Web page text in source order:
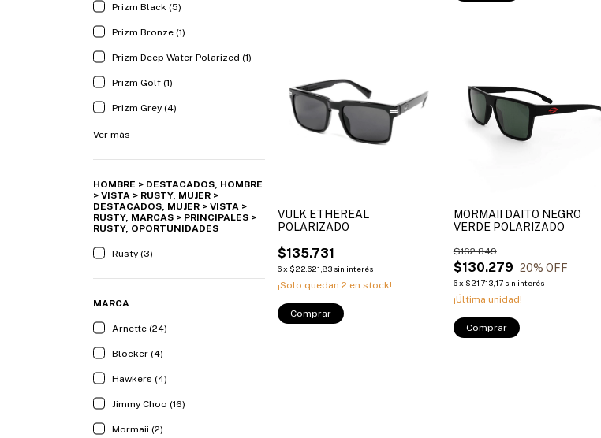
Prizm Black (5)
Prizm Bronze (1)
Prizm Deep Water Polarized (1)
Prizm Golf (1)
Prizm Grey (4)
Ver más
HOMBRE > DESTACADOS, HOMBRE
> VISTA > RUSTY, MUJER >
DESTACADOS, MUJER > VISTA >
RUSTY, MARCAS > PRINCIPALES >
RUSTY, OPORTUNIDADES
Rusty (3)
MARCA
Arnette (24)
Blocker (4)
Hawkers (4)
Jimmy Choo (16)
Mormaii (2)
VULK ETHEREAL
POLARIZADO
$135.731
6x $22.621,83 sin interés
¡Solo quedan2 en stock!
Comprar
MORMAII DAITO NEGRO
VERDE POLARIZADO
$130.279
$162.849
20% OFF
6x $21.713,17 sin interés
¡Última unidad!
Comprar